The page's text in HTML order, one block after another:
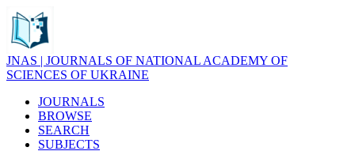
JNAS | JOURNALS OF NATIONAL ACADEMY OF
SCIENCES OF UKRAINE
JOURNALS
BROWSE
SEARCH
SUBJECTS